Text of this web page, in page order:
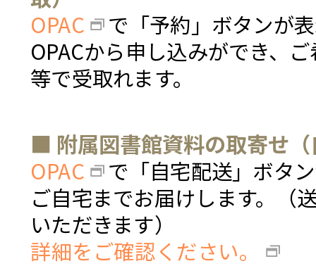
OPAC
で「予約」ボタンが
OPACから申し込みができ、
等で受取れます。
■ 附属図書館資料の取寄せ
OPAC
で「自宅配送」ボタ
ご自宅までお届けします。（
いただきます）
詳細をご確認ください。